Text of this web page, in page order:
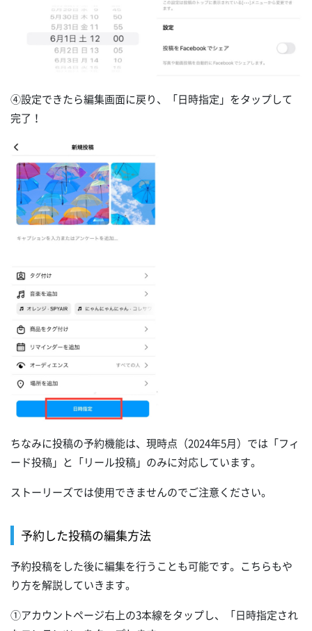
④設定できたら編集画面に戻り、「日時指定」をタップして
完了！
ちなみに投稿の予約機能は、現時点（2024年5月）では「フィ
ード投稿」と「リール投稿」のみに対応しています。
ストーリーズでは使用できませんのでご注意ください。
予約した投稿の編集方法
予約投稿をした後に編集を行うことも可能です。こちらもや
り方を解説していきます。
①アカウントページ右上の3本線をタップし、「日時指定され